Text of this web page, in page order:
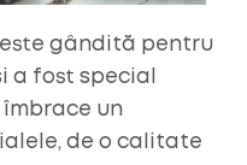
gândită pentru
a fost special
un
de o calitate